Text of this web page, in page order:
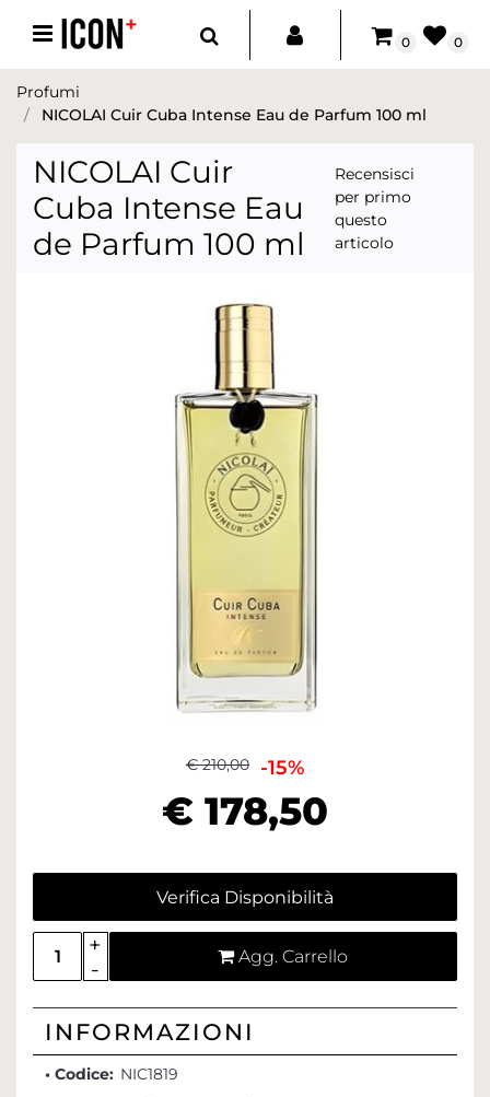
Open menu
0 0
Profumi
NICOLAI Cuir Cuba Intense Eau de Parfum 100 ml
NICOLAI Cuir
Cuba Intense Eau
de Parfum 100 ml
Recensisci
per primo
questo
articolo
€ 210,00 -15%
€ 178,50
Verifica Disponibilità
Quantità
Agg. Carrello
INFORMAZIONI
• Codice: NIC1819